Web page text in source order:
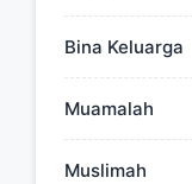
Bina Keluarga
Muamalah
Muslimah